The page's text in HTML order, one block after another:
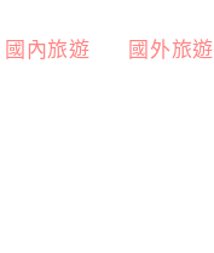
國內旅遊 國外旅遊